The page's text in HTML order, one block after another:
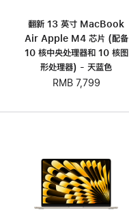
翻新 13 英寸 MacBook
Air Apple M4 芯片 (配备
10 核中央处理器和 10 核图
形处理器) - 天蓝色
RMB 7,799